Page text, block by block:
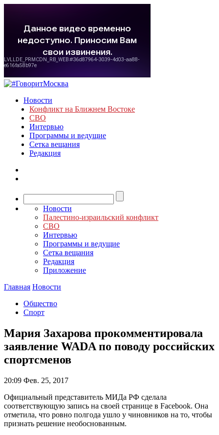
Новости
Конфликт на Ближнем Востоке
СВО
Интервью
Программы и ведущие
Сетка вещания
Редакция
Новости
Палестино-израильский конфликт
СВО
Интервью
Программы и ведущие
Сетка вещания
Редакция
Приложение
Главная Новости
Общество
Спорт
Мария Захарова прокомментировала
заявление WADA по поводу российских
спортсменов
20:09 Фев. 25, 2017
Официальный представитель МИДа РФ сделала
соответствующую запись на своей странице в Facebook. Она
отметила, что ровно полгода ушло у чиновников на то, чтобы
признать решение необоснованным.